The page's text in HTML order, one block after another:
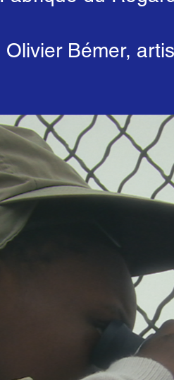
Olivier Bémer,